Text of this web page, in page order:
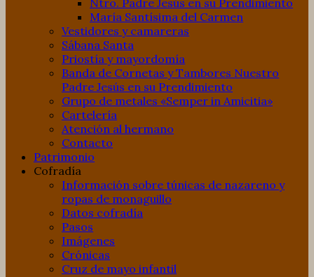
Ntro. Padre Jesús en su Prendimiento
María Santísima del Carmen
Vestidores y camareras
Sábana Santa
Priostía y mayordomía
Banda de Cornetas y Tambores Nuestro
Padre Jesús en su Prendimiento
Grupo de metales «Semper in Amicitia»
Cartelería
Atención al hermano
Contacto
Patrimonio
Cofradía
Información sobre túnicas de nazareno y
ropas de monaguillo
Datos cofradía
Pasos
Imágenes
Crónicas
Cruz de mayo infantil